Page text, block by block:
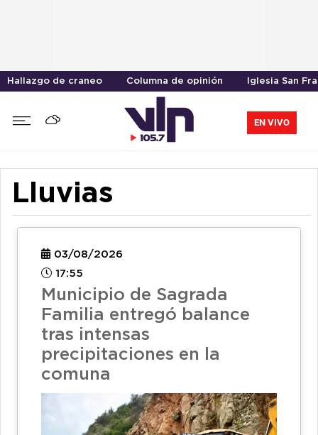
Hallazgo de craneo Columna de opinión Iglesia San
EN VIVO
Lluvias
03/08/2026
17:55
Municipio de Sagrada
Familia entregó balance
tras intensas
precipitaciones en la
comuna